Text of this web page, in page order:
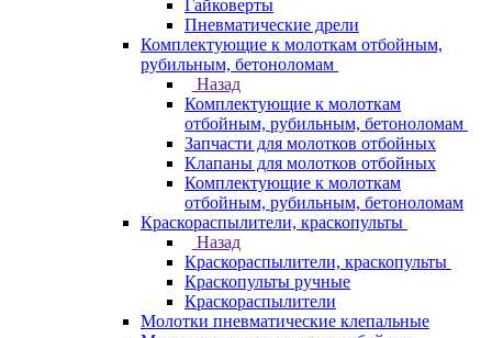
Гайковерты
Пневматические дрели
Комплектующие к молоткам отбойным,
рубильным, бетоноломам
Назад
Комплектующие к молоткам
отбойным, рубильным, бетоноломам
Запчасти для молотков отбойных
Клапаны для молотков отбойных
Комплектующие к молоткам
отбойным, рубильным, бетоноломам
Краскораспылители, краскопульты
Назад
Краскораспылители, краскопульты
Краскопульты ручные
Краскораспылители
Молотки пневматические клепальные